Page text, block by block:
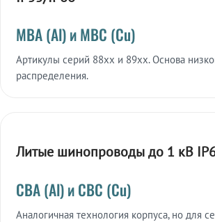
МВА (Al) и МВС (Cu)
Артикулы серий 88xx и 89xx. Основа
распределения.
Литые шинопроводы до 1 кВ
СВА (Al) и СВС (Cu)
Аналогичная технология корпуса, но для